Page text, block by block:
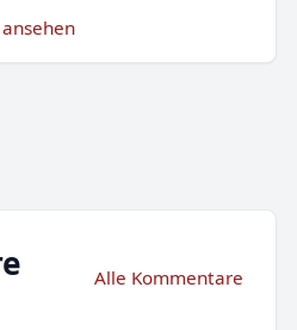
Alle Kommentare